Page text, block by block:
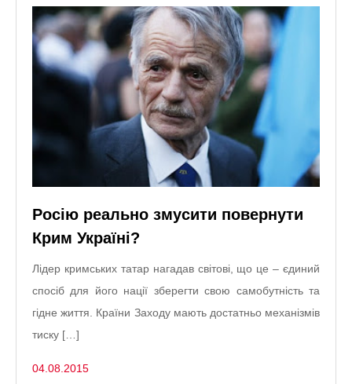
Росію реально змусити повернути
Крим Україні?
Лідер кримських татар нагадав світові, що це – єдиний
спосіб для його нації зберегти свою самобутність та
гідне життя. Країни Заходу мають достатньо механізмів
тиску […]
04.08.2015